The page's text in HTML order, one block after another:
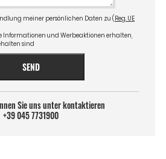
meiner persönlichen Daten zu ( Reg. UE
Informationen und Werbeaktionen erhalten,
sind
SEND
Sie uns unter kontaktieren
+39 045 7731900